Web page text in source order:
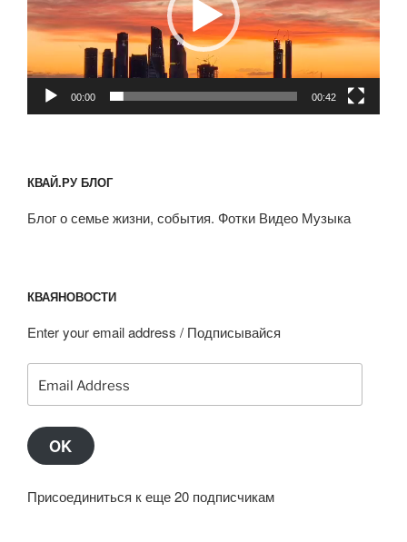
00:00 00:42
КВАЙ.РУ БЛОГ
Блог о семье жизни, события. Фотки Видео Музыка
КВАЯНОВОСТИ
Enter your email address / Подписывайся
Address
OK
Присоединиться к еще 20 подписчикам